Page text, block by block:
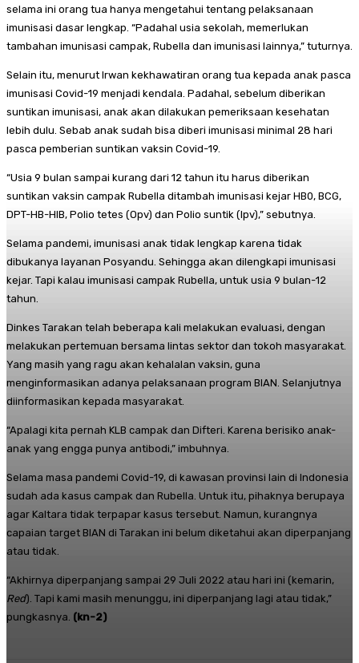
selama ini orang tua hanya mengetahui tentang pelaksanaan
imunisasi dasar lengkap. “Padahal usia sekolah, memerlukan
tambahan imunisasi campak, Rubella dan imunisasi lainnya,” tuturnya.
Selain itu, menurut Irwan kekhawatiran orang tua kepada anak pasca
imunisasi Covid-19 menjadi kendala. Padahal, sebelum diberikan
suntikan imunisasi, anak akan dilakukan pemeriksaan kesehatan
lebih dulu. Sebab anak sudah bisa diberi imunisasi minimal 28 hari
pasca pemberian suntikan vaksin Covid-19.
“Usia 9 bulan sampai kurang dari 12 tahun itu harus diberikan
suntikan vaksin campak Rubella ditambah imunisasi kejar HB0, BCG,
DPT-HB-HIB, Polio tetes (Opv) dan Polio suntik (Ipv),” sebutnya.
Selama pandemi, imunisasi anak tidak lengkap karena tidak
dibukanya layanan Posyandu. Sehingga akan dilengkapi imunisasi
kejar. Tapi kalau imunisasi campak Rubella, untuk usia 9 bulan-12
tahun.
Dinkes Tarakan telah beberapa kali melakukan evaluasi, dengan
melakukan pertemuan bersama lintas sektor dan tokoh masyarakat.
Yang masih yang ragu akan kehalalan vaksin, guna
menginformasikan adanya pelaksanaan program BIAN. Selanjutnya
diinformasikan kepada masyarakat.
“Apalagi kita pernah KLB campak dan Difteri. Karena berisiko anak-
anak yang engga punya antibodi,” imbuhnya.
Selama masa pandemi Covid-19, di kawasan provinsi lain di Indonesia
sudah ada kasus campak dan Rubella. Untuk itu, pihaknya berupaya
agar Kaltara tidak terpapar kasus tersebut. Namun, kurangnya
capaian target BIAN di Tarakan ini belum diketahui akan diperpanjang
atau tidak.
“Akhirnya diperpanjang sampai 29 Juli 2022 atau hari ini (kemarin,
Red). Tapi kami masih menunggu, ini diperpanjang lagi atau tidak,”
pungkasnya. (kn-2)